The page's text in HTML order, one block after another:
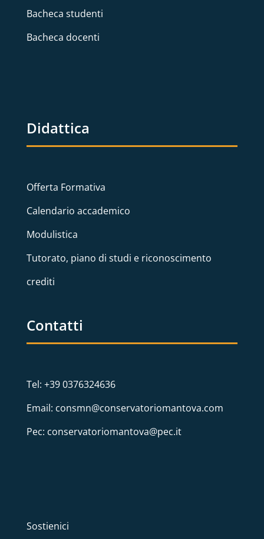
Bacheca studenti
Bacheca docenti
Didattica
Offerta Formativa
Calendario accademico
Modulistica
Tutorato, piano di studi e riconoscimento
crediti
Contatti
Tel: +39 0376324636
Email: consmn@conservatoriomantova.com
Pec: conservatoriomantova@pec.it
Sostienici